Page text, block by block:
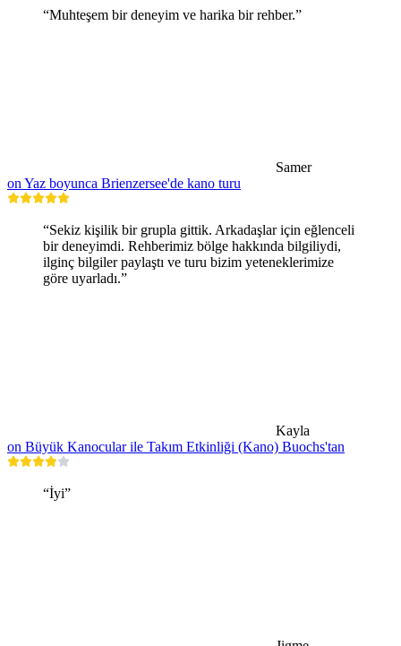
“Muhteşem bir deneyim ve harika bir rehber.”
Samer
on Yaz boyunca Brienzersee'de kano turu
“Sekiz kişilik bir grupla gittik. Arkadaşlar için eğlenceli
bir deneyimdi. Rehberimiz bölge hakkında bilgiliydi,
ilginç bilgiler paylaştı ve turu bizim yeteneklerimize
göre uyarladı.”
Kayla
on Büyük Kanocular ile Takım Etkinliği (Kano) Buochs'tan
“İyi”